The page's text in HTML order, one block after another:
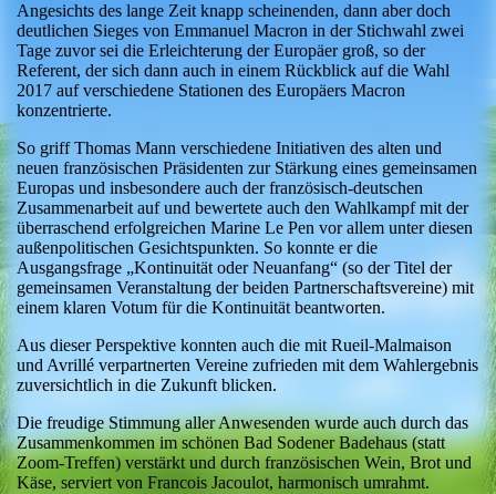
Angesichts des lange Zeit knapp scheinenden, dann aber doch
deutlichen Sieges von Emmanuel Macron in der Stichwahl zwei
Tage zuvor sei die Erleichterung der Europäer groß, so der
Referent, der sich dann auch in einem Rückblick auf die Wahl
2017 auf verschiedene Stationen des Europäers Macron
konzentrierte.
So griff Thomas Mann verschiedene Initiativen des alten und
neuen französischen Präsidenten zur Stärkung eines gemeinsamen
Europas und insbesondere auch der französisch-deutschen
Zusammenarbeit auf und bewertete auch den Wahlkampf mit der
überraschend erfolgreichen Marine Le Pen vor allem unter diesen
außenpolitischen Gesichtspunkten. So konnte er die
Ausgangsfrage „Kontinuität oder Neuanfang“ (so der Titel der
gemeinsamen Veranstaltung der beiden Partnerschaftsvereine) mit
einem klaren Votum für die Kontinuität beantworten.
Aus dieser Perspektive konnten auch die mit Rueil-Malmaison
und Avrillé verpartnerten Vereine zufrieden mit dem Wahlergebnis
zuversichtlich in die Zukunft blicken.
Die freudige Stimmung aller Anwesenden wurde auch durch das
Zusammenkommen im schönen Bad Sodener Badehaus (statt
Zoom-Treffen) verstärkt und durch französischen Wein, Brot und
Käse, serviert von Francois Jacoulot, harmonisch umrahmt.